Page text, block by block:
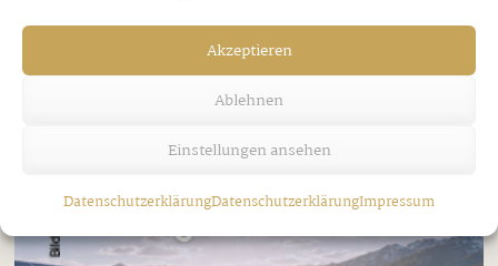
Akzeptieren
Ablehnen
Einstellungen ansehen
DatenschutzerklärungDatenschutzerklärungImpressum